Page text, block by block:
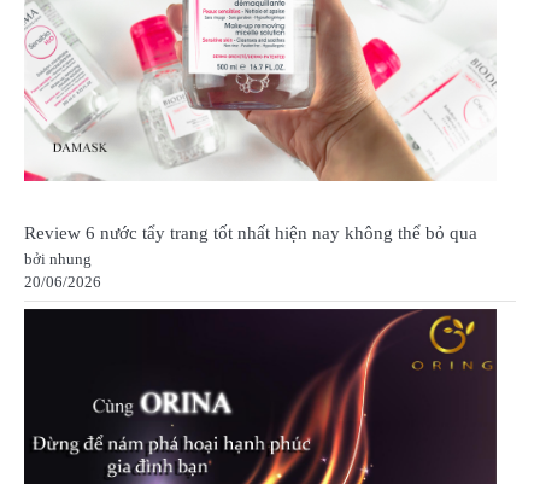
Review 6 nước tẩy trang tốt nhất hiện nay không thể bỏ qua
bởi nhung
20/06/2026